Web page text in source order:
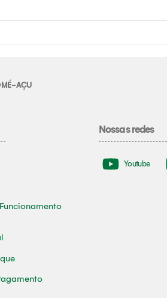
AÇU
Nossas redes
Youtube